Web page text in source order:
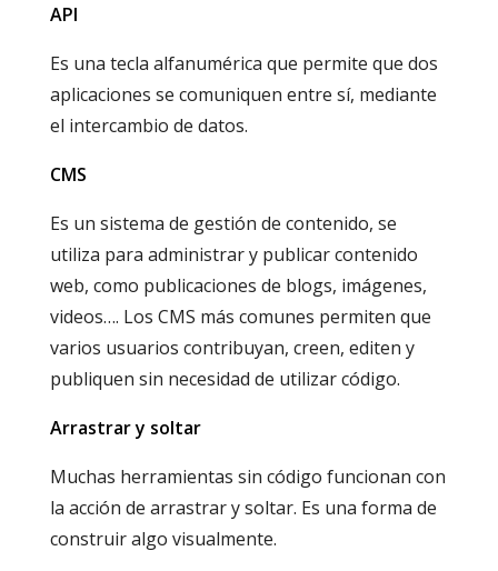
API
Es una tecla alfanumérica que permite que dos
aplicaciones se comuniquen entre sí, mediante
el intercambio de datos.
CMS
Es un sistema de gestión de contenido, se
utiliza para administrar y publicar contenido
web, como publicaciones de blogs, imágenes,
videos…. Los CMS más comunes permiten que
varios usuarios contribuyan, creen, editen y
publiquen sin necesidad de utilizar código.
Arrastrar y soltar
Muchas herramientas sin código funcionan con
la acción de arrastrar y soltar. Es una forma de
construir algo visualmente.